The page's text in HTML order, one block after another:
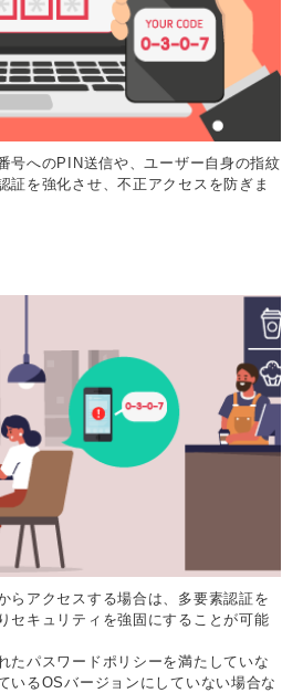
号へのPIN送信や、ユーザー自身の指紋
証を強化させ、不正アクセスを防ぎま
らアクセスする場合は、多要素認証を
セキュリティを強固にすることが可能
たパスワードポリシーを満たしていな
いるOSバージョンにしていない場合な